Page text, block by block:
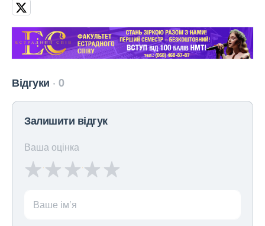
Відгуки 0
Залишити відгук
Ваша оцінка
Ваше ім’я